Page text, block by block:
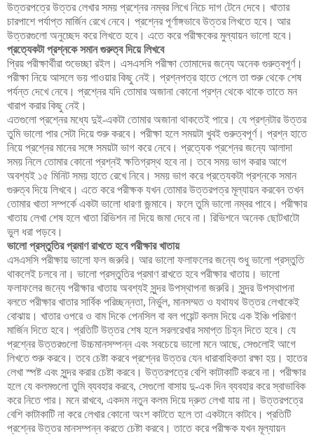
উত্তরপত্রে উত্তর লেখার সময় প্রশ্নের নম্বর লিখে নিচে দাগ টেনে দেবে। খাতার
চারপাশে পর্যাপ্ত মার্জিন রেখে নেবে। প্রশ্নের পূর্ণাঙ্গভাবে উত্তর লিখতে হবে। আর
উত্তরগুলো অনুচ্ছেদ করে লিখতে হবে। এতে করে পরীক্ষকের মুল্যায়ন ভালো হবে।
প্রত্যেকটা প্রশ্নকে সমান গুরুত্ব দিয়ে লিখবে
প্রিয় পরীক্ষার্থীরা শুভেচ্ছা রইল। এসএসসি পরীক্ষা তোমাদের জন্যে অনেক গুরুত্বপূর্ণ।
পরীক্ষা নিয়ে আসলে ভয় পাওয়ার কিছু নেই। প্রশ্নপত্র হাতে পেলে তা শুরু থেকে শেষ
পর্যন্ত দেখে নেবে। প্রশ্নের যদি তোমার অজানা কোনো প্রশ্ন থেকে থাকে তাতে মন
খারাপ করার কিছু নেই।
এতগুলো প্রশ্নের মধ্যে দুই-একটা তোমার অজানা থাকতেই পারে। যে প্রশ্নটার উত্তর
তুমি ভালো পার সেটা দিয়ে শুরু করবে। পরীক্ষা হলে সময়টা খুবই গুরুত্বপূর্ণ। প্রশ্ন হাতে
নিয়ে প্রশ্নের মানের সঙ্গে সময়টা ভাগ করে নেবে। প্রত্যেক প্রশ্নের জন্যে আলাদা
সময় নিলে তোমার কোনো প্রশ্নই ক্ষতিগ্রস্থ হবে না। তবে সময় ভাগ করার আগে
অবশ্যই ১৫ মিনিট সময় হাতে রেখে নিবে। সময় ভাগ করে প্রত্যেকটা প্রশ্নকে সমান
গুরুত্ব দিয়ে লিখবে। এতে করে পরীক্ষক যখন তোমার উত্তরপত্র মূল্যায়ন করবেন তখন
তোমার খাতা সম্পর্কে একটা ভালো ধারণা জন্মাবে। ফলে তুমি ভালো নম্বর পাবে। পরীক্ষার
খাতায় লেখা শেষ হলে খাতা রিভিশন না দিয়ে জমা দেবে না। রিভিশনে অনেক ছোটখাটো
ভুল ধরা পড়বে।
ভালো প্রস্তুতির প্রমাণ রাখতে হবে পরীক্ষার খাতায়
এসএসসি পরীক্ষায় ভালো ফল জরুরি। আর ভালো ফলাফলের জন্যে শুধু ভালো প্রস্তুতি
থাকলেই চলবে না। ভালো প্রস্তুতির প্রমাণ রাখতে হবে পরীক্ষার খাতায়। ভালো
ফলাফলের জন্যে পরীক্ষার খাতায় অবশ্যই সুন্দর উপস্থাপনা জরুরি। সুন্দর উপস্থাপনা
বলতে পরীক্ষার খাতার সার্বিক পরিচ্ছন্নতা, নির্ভুল, মানসম্মত ও যথাযথ উত্তর লেখাকেই
বোঝায়। খাতার ওপরে ও বাম দিকে পেনসিল বা বল পয়েন্ট কলম দিয়ে এক ইঞ্চি পরিমাণ
মার্জিন দিতে হবে। প্রতিটি উত্তর শেষ হলে সরলরেখার সমাপ্ত চিহ্ন দিতে হবে। যে
প্রশ্নের উত্তরগুলো উচ্চমানসম্পন্ন এবং সবচেয়ে ভালো মনে আছে, সেগুলোই আগে
লিখতে শুরু করবে। তবে চেষ্টা করবে প্রশ্নের উত্তর যেন ধারাবাহিকতা রক্ষা হয়। হাতের
লেখা স্পষ্ট এবং সুন্দর করার চেষ্টা করবে। উত্তরপত্রে বেশি কাটাকাটি করবে না। পরীক্ষার
হলে যে কলমগুলো তুমি ব্যবহার করবে, সেগুলো বাসায় দু-এক দিন ব্যবহার করে স্বাভাবিক
করে নিতে পার। মনে রাখবে, একদম নতুন কলম দিয়ে দ্রুত লেখা যায় না। উত্তরপত্রে
বেশি কাটাকাটি না করে লেখার কোনো অংশ কাটতে হলে তা একটানে কাটবে। প্রতিটি
প্রশ্নের উত্তর মানসম্পন্ন করতে চেষ্টা করবে। তাতে করে পরীক্ষক যখন মূল্যায়ন